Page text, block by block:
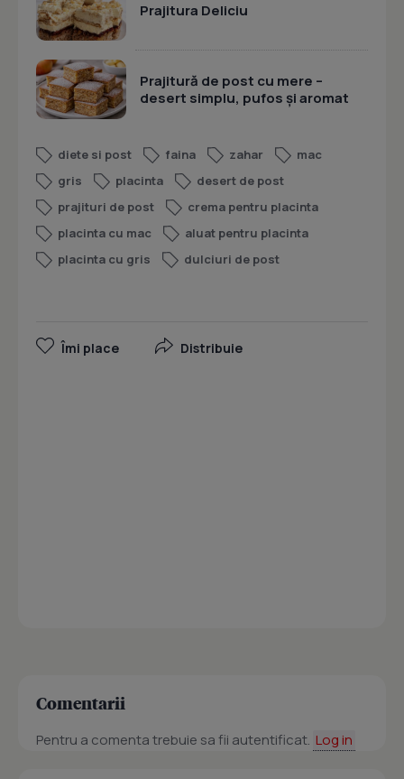
Prajitura Deliciu
Prajitură de post cu mere –
desert simplu, pufos și aromat
diete si post faina zahar
mac
gris
placinta
desert de post
prajituri de post
crema pentru placinta
placinta cu mac
aluat pentru placinta
placinta cu gris
dulciuri de post
Îmi place Distribuie
Comentarii
Pentru a comenta trebuie sa fii autentificat. Log in